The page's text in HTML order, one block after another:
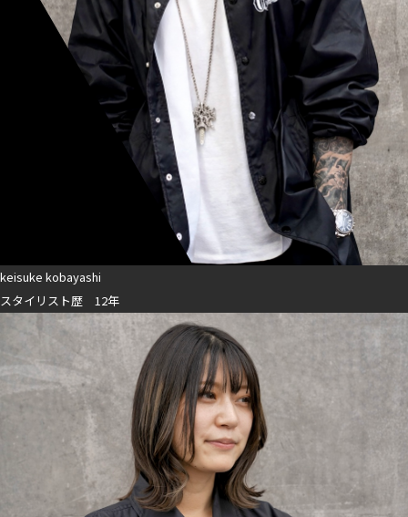
keisuke kobayashi
スタイリスト歴 12年